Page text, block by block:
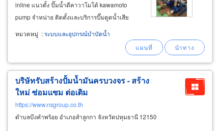
inline แนวตั้ง ปั๊มน้ำดีคาวาโมโต้ kawamoto
pump จำหน่าย ติดตั้งและบริการปั๊มดูดน้ำเสีย
อาคารและปั๊มดูดน้ำเสียอุตสาหกรรม ปั๊มดูดน้ำเสีย-
ดูดโคลน ปั๊มซับเมอร์สซูรูมิ tsurumi submersible
หมวดหมู่ :ระบบและอุปกรณ์บำบัดน้ำ
บริษัทรับสร้างปั้มน้ำมันครบวงจร - สร้าง
ใหม่ ซ่อมแซม ต่อเติม
https://www.nsgroup.co.th
ตำบลบึงคำพร้อย อำเภอลำลูกกา จังหวัดปทุมธานี 12150